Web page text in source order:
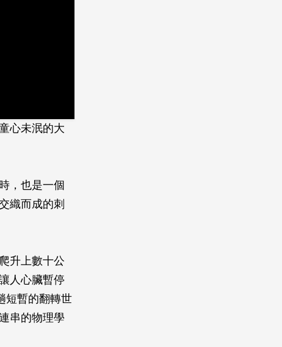
心未泯的大
，也是一個
織而成的刺
升上數十公
人心臟暫停
短暫的翻轉世
串的物理學